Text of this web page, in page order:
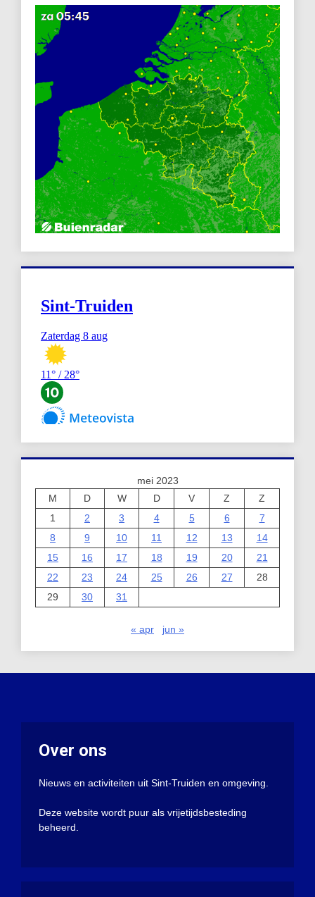
mei 2023
M
D W D V Z
Z
1
2 3 4 5 6
7
8
9 10 11 12 13
14
15
16 17 18 19 20
21
22
23 24 25 26 27
28
29
30 31
« apr jun »
Over ons
Nieuws en activiteiten uit Sint-Truiden en omgeving.
Deze website wordt puur als vrijetijdsbesteding
beheerd.